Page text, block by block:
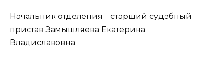
Начальник отделения – старший судебный
пристав Замышляева Екатерина
Владиславовна